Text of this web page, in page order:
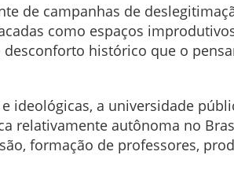
de campanhas de
como espaços
histórico que o
ideológicas, a universidade
relativamente autônoma no
formação de professores,